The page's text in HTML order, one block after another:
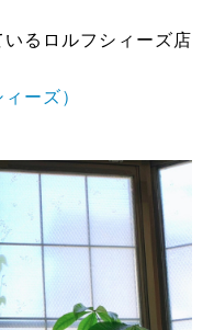
るロルフシィーズ店
ーズ）